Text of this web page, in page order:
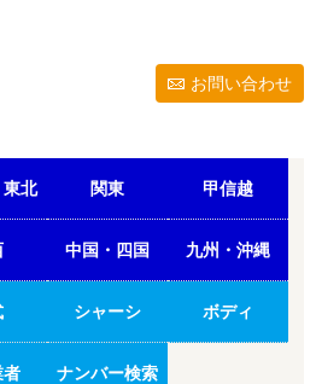
お問い合わせ
東北 関東 甲信越
中国・四国 九州・沖縄
シャーシ ボディ
者 ナンバー検索